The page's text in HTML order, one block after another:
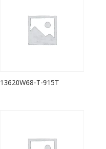
13620W68-T-915T